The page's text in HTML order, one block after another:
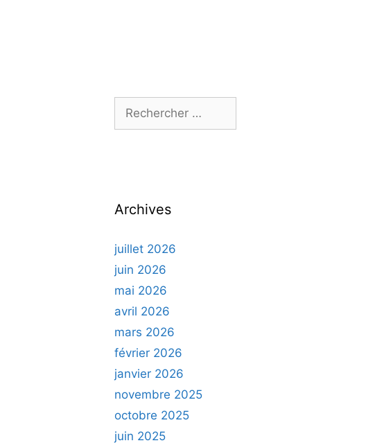
Archives
juillet 2026
juin 2026
mai 2026
avril 2026
mars 2026
février 2026
janvier 2026
novembre 2025
octobre 2025
juin 2025